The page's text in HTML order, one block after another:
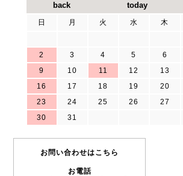
日 月 火 水 木
2
3 4 5 6
9
10 11 12 13
16
17 18 19 20
23
24 25 26 27
30
31
お問い合わせはこちら
お電話